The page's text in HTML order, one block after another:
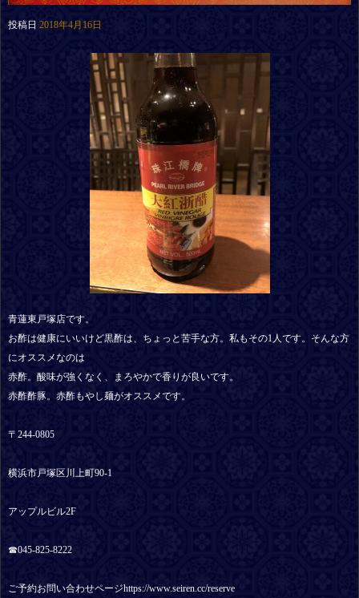
投稿日 2018年4月16日
青蓮東戸塚店です。
お酢は健康にいいけど黒酢は、ちょっと苦手な方。私もその1人です。そんな方
にオススメなのは
赤酢。酸味が強くなく、まろやかで香りが良いです。
赤酢酢豚。赤酢もやし麺がオススメです。
〒244-0805
横浜市戸塚区川上町90-1
アップルビル2F
☎︎045-825-8222
ご予約お問い合わせページhttps://www.seiren.cc/reserve